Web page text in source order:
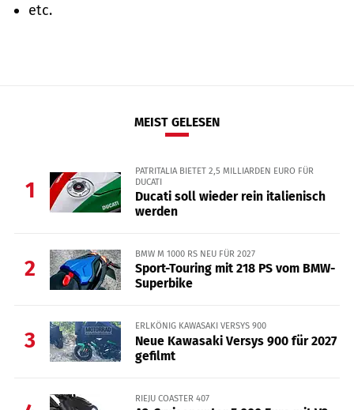
etc.
MEIST GELESEN
1
PATRITALIA BIETET 2,5 MILLIARDEN EURO FÜR
DUCATI
Ducati soll wieder rein italienisch
werden
2
BMW M 1000 RS NEU FÜR 2027
Sport-Touring mit 218 PS vom BMW-
Superbike
3
ERLKÖNIG KAWASAKI VERSYS 900
Neue Kawasaki Versys 900 für 2027
gefilmt
RIEJU COASTER 407